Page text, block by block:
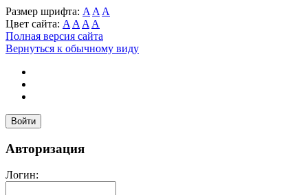
Размер шрифта: A A A
Цвет сайта: A A A A
Полная версия сайта
Вернуться к обычному виду
Войти
Авторизация
Логин: